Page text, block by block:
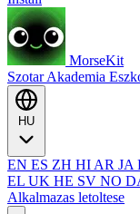
MorseKit
SzotarAkademia
EN ES ZH HI AR JA
EL UK HE SV NO
Alkalmazas letoltese